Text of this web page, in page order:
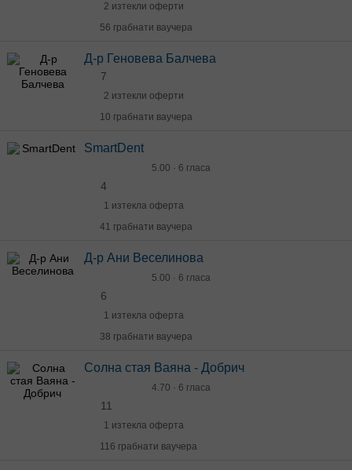
2 изтекли оферти
56 грабнати ваучера
Д-р Геновева Балчева
7
2 изтекли оферти
10 грабнати ваучера
SmartDent
5.00 · 6 гласа
4
1 изтекла оферта
41 грабнати ваучера
Д-р Ани Веселинова
5.00 · 6 гласа
6
1 изтекла оферта
38 грабнати ваучера
Солна стая Ваяна - Добрич
4.70 · 6 гласа
11
1 изтекла оферта
116 грабнати ваучера